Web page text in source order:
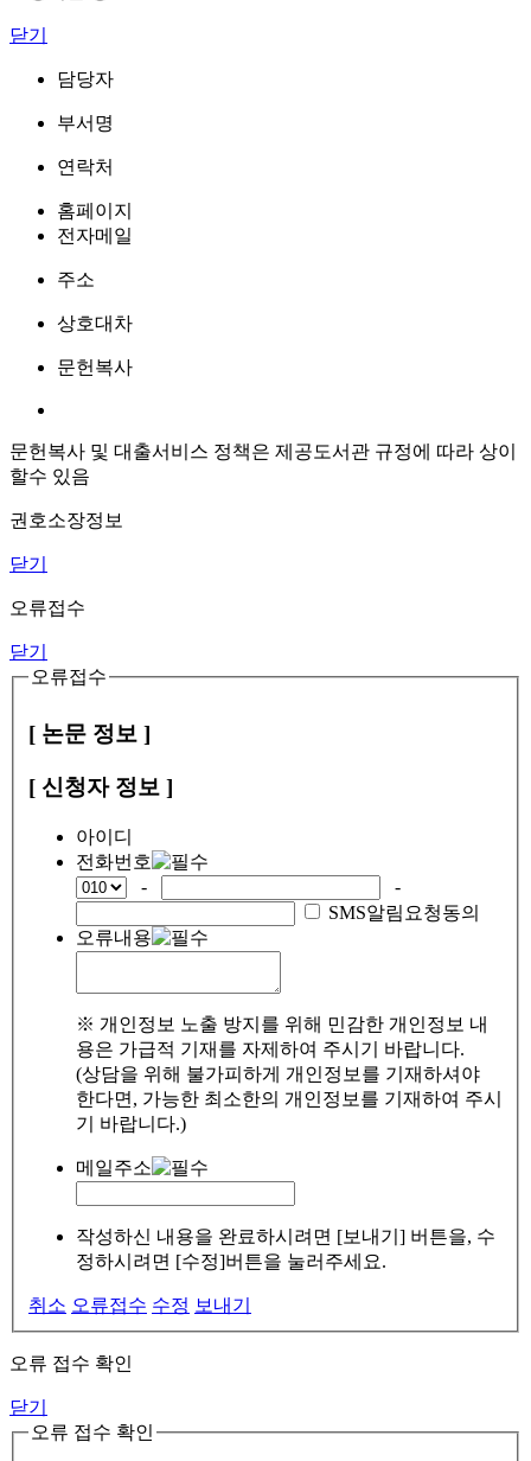
닫기
담당자
부서명
연락처
홈페이지
전자메일
주소
상호대차
문헌복사
문헌복사 및 대출서비스 정책은 제공도서관 규정에 따라 상이
할수 있음
권호소장정보
닫기
오류접수
닫기
오류접수
[ 논문 정보 ]
[ 신청자 정보 ]
아이디
전화번호
-
-
SMS알림요청동의
오류내용
※ 개인정보 노출 방지를 위해 민감한 개인정보 내
용은 가급적 기재를 자제하여 주시기 바랍니다.
(상담을 위해 불가피하게 개인정보를 기재하셔야
한다면, 가능한 최소한의 개인정보를 기재하여 주시
기 바랍니다.)
메일주소
작성하신 내용을 완료하시려면 [보내기] 버튼을, 수
정하시려면 [수정]버튼을 눌러주세요.
취소 오류접수 수정 보내기
오류 접수 확인
닫기
오류 접수 확인